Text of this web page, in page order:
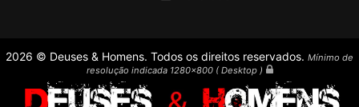
2026 © Deuses & Homens. Todos os direitos reservados. Mínimo de
resolução indicada 1280x800 ( Desktop )